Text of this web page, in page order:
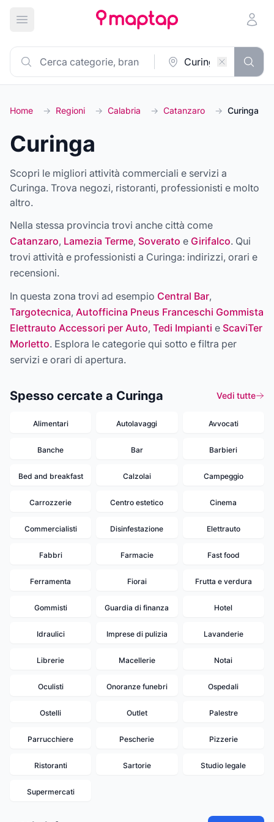
Apri menu principale
Home → Regioni → Calabria → Catanzaro → Curinga
Curinga
Scopri le migliori attività commerciali e servizi a
Curinga. Trova negozi, ristoranti, professionisti e molto
altro.
Nella stessa provincia trovi anche città come
Catanzaro, Lamezia Terme, Soverato e Girifalco. Qui
trovi attività e professionisti a Curinga: indirizzi, orari e
recensioni.
In questa zona trovi ad esempio Central Bar,
Targotecnica, Autofficina Pneus Franceschi Gommista
Elettrauto Accessori per Auto, Tedi Impianti e ScaviTer
Morletto. Esplora le categorie qui sotto e filtra per
servizi e orari di apertura.
Spesso cercate a Curinga Vedi tutte
Alimentari Autolavaggi Avvocati
Banche Bar Barbieri
Bed and breakfast Calzolai Campeggio
Carrozzerie Centro estetico Cinema
Commercialisti Disinfestazione Elettrauto
Fabbri Farmacie Fast food
Ferramenta Fiorai Frutta e verdura
Gommisti Guardia di finanza Hotel
Idraulici Imprese di pulizia Lavanderie
Librerie Macellerie Notai
Oculisti Onoranze funebri Ospedali
Ostelli Outlet Palestre
Parrucchiere Pescherie Pizzerie
Ristoranti Sartorie Studio legale
Supermercati